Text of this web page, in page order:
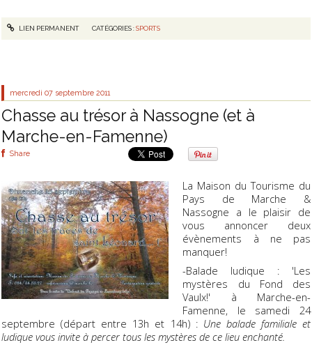
LIEN PERMANENT CATÉGORIES :SPORTS
mercredi 07 septembre 2011
Chasse au trésor à Nassogne (et à
Marche-en-Famenne)
Share
La Maison du Tourisme du
Pays de Marche &
Nassogne a le plaisir de
vous annoncer deux
évènements à ne pas
manquer!
-Balade ludique : 'Les
mystères du Fond des
Vaulx!' à Marche-en-
Famenne, le samedi 24
septembre (départ entre 13h et 14h) : Une balade familiale et
ludique vous invite à percer tous les mystères de ce lieu enchanté.